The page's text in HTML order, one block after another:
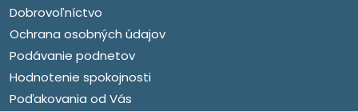
Dobrovoľníctvo
Ochrana osobných údajov
Podávanie podnetov
Hodnotenie spokojnosti
Poďakovania od Vás